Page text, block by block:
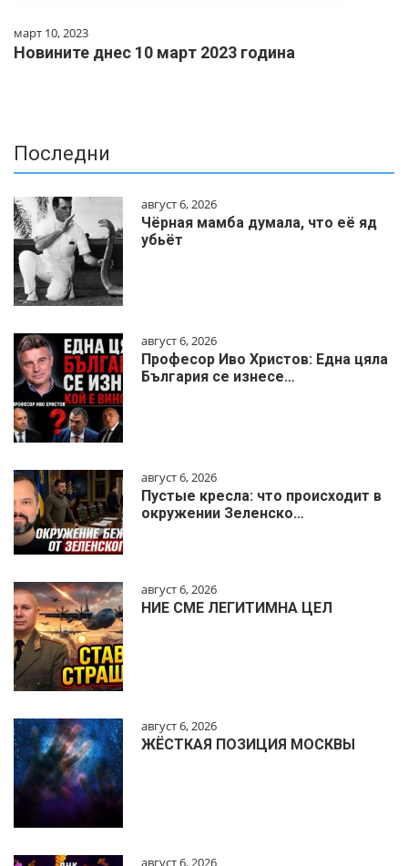
март 10, 2023
Новините днес 10 март 2023 година
Последни
август 6, 2026
Чёрная мамба думала, что её яд
убьёт
август 6, 2026
Професор Иво Христов: Една цяла
България се изнесе…
август 6, 2026
Пустые кресла: что происходит в
окружении Зеленско…
август 6, 2026
НИЕ СМЕ ЛЕГИТИМНА ЦЕЛ
август 6, 2026
ЖЁСТКАЯ ПОЗИЦИЯ МОСКВЫ
август 6, 2026